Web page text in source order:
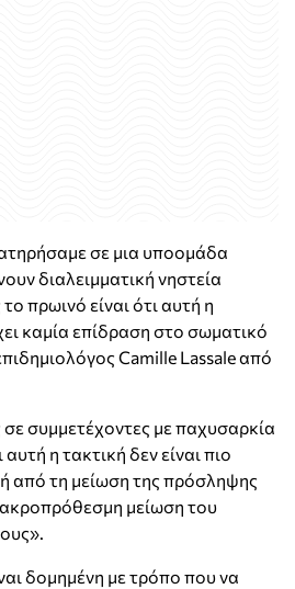
σε μια υποομάδα
διαλειμματική νηστεία
πρωινό είναι ότι αυτή η
καμία επίδραση στο σωματικό
Camille Lassale από
σε συμμετέχοντες με παχυσαρκία
αυτή η τακτική δεν είναι πιο
από τη μείωση της πρόσληψης
μείωση του
δομημένη με τρόπο που να